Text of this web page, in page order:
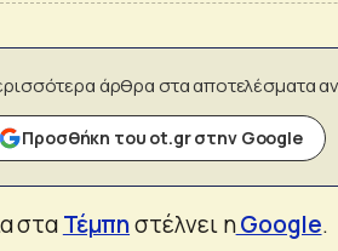
άρθρα στα αποτελέσματα
Προσθήκη του ot.gr στην Google
σταΤέμπηστέλνει ηGoogle.